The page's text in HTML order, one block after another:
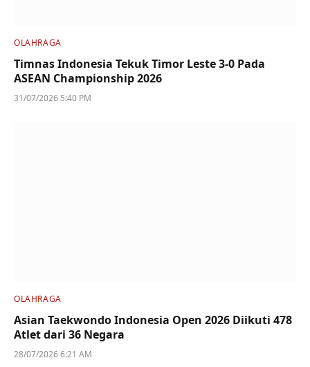
OLAHRAGA
Timnas Indonesia Tekuk Timor Leste 3-0 Pada
ASEAN Championship 2026
31/07/2026 5:40 PM
OLAHRAGA
Asian Taekwondo Indonesia Open 2026 Diikuti 478
Atlet dari 36 Negara
28/07/2026 6:21 AM